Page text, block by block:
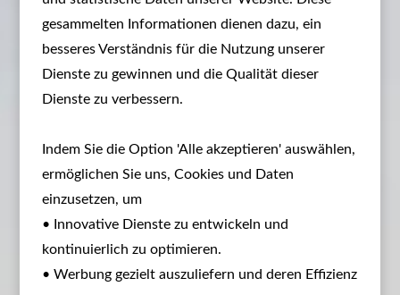
gesammelten Informationen dienen dazu, ein
besseres Verständnis für die Nutzung unserer
Dienste zu gewinnen und die Qualität dieser
Dienste zu verbessern.
Indem Sie die Option 'Alle akzeptieren' auswählen,
ermöglichen Sie uns, Cookies und Daten
einzusetzen, um
• Innovative Dienste zu entwickeln und
kontinuierlich zu optimieren.
• Werbung gezielt auszuliefern und deren Effizienz